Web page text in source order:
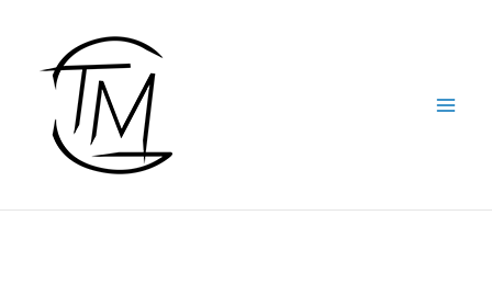
springen